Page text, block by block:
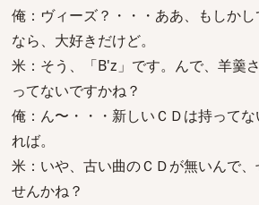
俺：ヴィーズ？・・・ああ、もしか
なら、大好きだけど。
米：そう、「B'z」です。んで、羊羹
ってないですかね？
俺：ん〜・・・新しいＣＤは持って
れば。
米：いや、古い曲のＣＤが無いんで
せんかね？